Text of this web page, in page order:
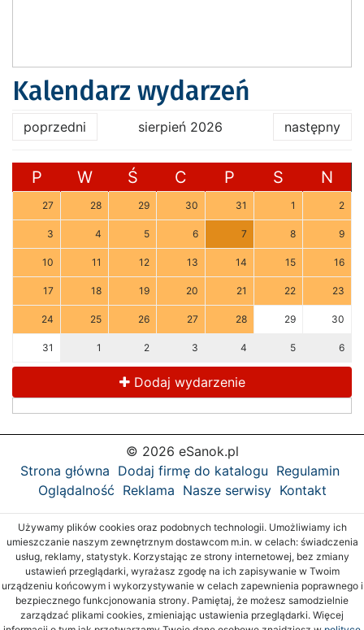
Kalendarz wydarzeń
poprzedni sierpień 2026 następny
P W Ś C P S N
27 28 29 30 31 1 2
3 4 5 6 7 8 9
10 11 12 13 14 15 16
17 18 19 20 21 22 23
24 25 26 27 28 29 30
31 1 2 3 4 5 6
Dodaj wydarzenie
© 2026 eSanok.pl
Strona główna Dodaj firmę do katalogu Regulamin
Oglądalność Reklama Nasze serwisy Kontakt
Używamy plików cookies oraz podobnych technologii. Umożliwiamy ich
umieszczanie naszym zewnętrznym dostawcom m.in. w celach: świadczenia
usług, reklamy, statystyk. Korzystając ze strony internetowej, bez zmiany
ustawień przeglądarki, wyrażasz zgodę na ich zapisywanie w Twoim
urządzeniu końcowym i wykorzystywanie w celach zapewnienia poprawnego i
bezpiecznego funkcjonowania strony. Pamiętaj, że możesz samodzielnie
zarządzać plikami cookies, zmieniając ustawienia przeglądarki. Więcej